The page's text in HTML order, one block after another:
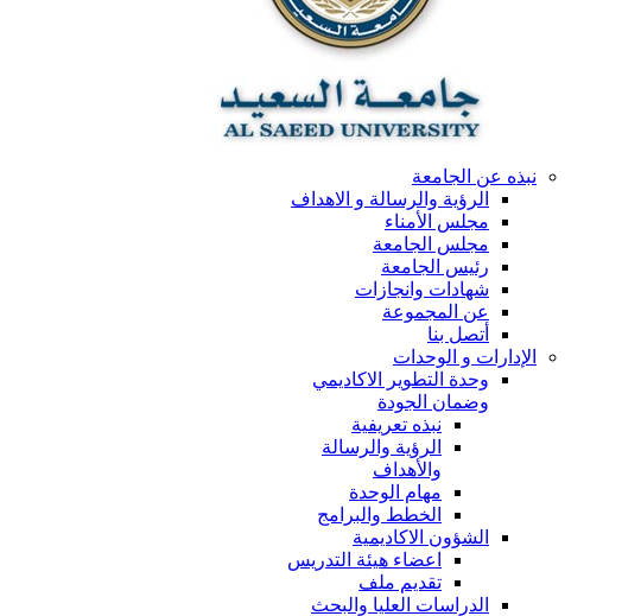
نبذه عن الجامعة
الرؤية والرسالة و الاهداف
مجلس الأمناء
مجلس الجامعة
رئيس الجامعة
شهادات وانجازات
عن المجموعة
أتصل بنا
الإدارات و الوحدات
وحدة التطوير الاكاديمي
وضمان الجودة
نبذه تعريفية
الرؤية والرسالة
والأهداف
مهام الوحدة
الخطط والبرامج
الشؤون الاكاديمية
اعضاء هيئة التدريس
تقديم ملف
الدراسات العليا والبحث